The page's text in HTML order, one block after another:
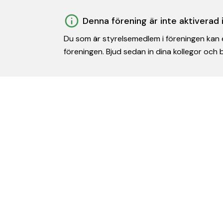
Denna förening är inte aktiverad
Du som är styrelsemedlem i föreningen
föreningen. Bjud sedan in dina kollegor och